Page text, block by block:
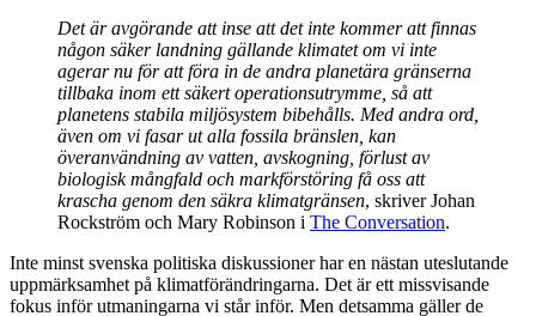
Det är avgörande att inse att det inte kommer att finnas
någon säker landning gällande klimatet om vi inte
agerar nu för att föra in de andra planetära gränserna
tillbaka inom ett säkert operationsutrymme, så att
planetens stabila miljösystem bibehålls. Med andra ord,
även om vi fasar ut alla fossila bränslen, kan
överanvändning av vatten, avskogning, förlust av
biologisk mångfald och markförstöring få oss att
krascha genom den säkra klimatgränsen, skriver Johan
Rockström och Mary Robinson i The Conversation.
Inte minst svenska politiska diskussioner har en nästan uteslutande
uppmärksamhet på klimatförändringarna. Det är ett missvisande
fokus inför utmaningarna vi står inför. Men detsamma gäller de